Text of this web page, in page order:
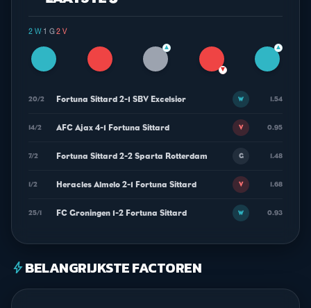
2 W· 1 G·2 V
▲
▼
▲
20/2 Fortuna Sittard 2-1 SBV Excelsior W 1.54
14/2 AFC Ajax 4-1 Fortuna Sittard V 0.95
7/2 Fortuna Sittard 2-2 Sparta Rotterdam G 1.48
1/2 Heracles Almelo 2-1 Fortuna Sittard V 1.68
25/1 FC Groningen 1-2 Fortuna Sittard W 0.93
boltBELANGRIJKSTE FACTOREN